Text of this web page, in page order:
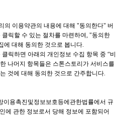
의 이용약관의 내용에 대해 "동의한다" 버
릭할 수 있는 절차를 마련하여, "동의한
에 대해 동의한 것으로 봅니다.
릭하면 아래의 개인정보 수집 항목 중 “비
나머지 항목들은 스톤스토리가 서비스를
것에 대해 동의한 것으로 간주합니다.
이용촉진및정보보호등에관한법률에서 규
에 관한 정보로서 당해 정보에 포함되어